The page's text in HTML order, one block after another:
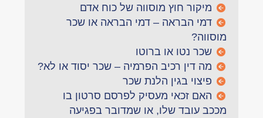
מיקור חוץ מוסווה של כוח אדם
דמי הבראה – דמי הבראה או שכר
מוסווה?
שכר נטו או ברוטו
מה דין רכיב הפרמיה – שכר יסוד או לא?
פיצוי בגין הלנת שכר
האם זכאי מעסיק לפרסם סרטון בו
מככב עובד שלו, או שמדובר בפגיעה